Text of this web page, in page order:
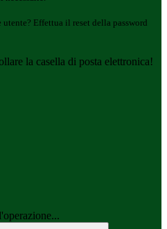
Effettua il reset della password
la casella di posta elettronica!